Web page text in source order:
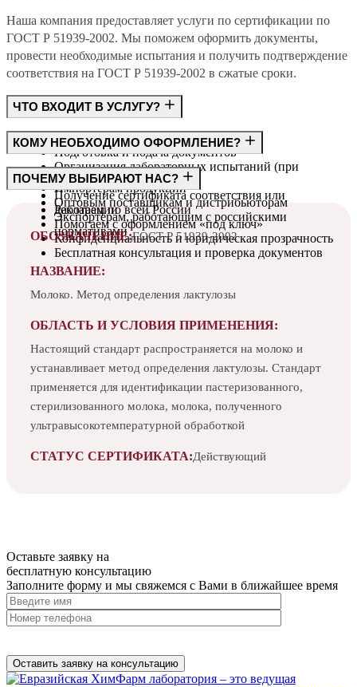
Наша компания предоставляет услуги по сертификации по
ГОСТ Р 51939-2002. Мы поможем оформить документы,
провести необходимые испытания и получить подтверждение
соответствия на ГОСТ Р 51939-2002 в сжатые сроки.
ЧТО ВХОДИТ В УСЛУГУ?
Консультация по требованиям ГОСТ
Подготовка и подача документов
Организация лабораторных испытаний (при
необходимости)
Получение сертификата соответствия или
декларации
КОМУ НЕОБХОДИМО ОФОРМЛЕНИЕ?
Производителям
Импортёрам продукции
Оптовым поставщикам и дистрибьюторам
Экспортёрам, работающим с российскими
нормативами
ПОЧЕМУ ВЫБИРАЮТ НАС?
Работаем по всей России
Помогаем с оформлением «под ключ»
Конфиденциальность и юридическая прозрачность
Бесплатная консультация и проверка документов
ОБОЗНАЧЕНИЕ:ГОСТ Р 51939-2002
НАЗВАНИЕ:
Молоко. Метод определения лактулозы
ОБЛАСТЬ И УСЛОВИЯ ПРИМЕНЕНИЯ:
Настоящий стандарт распространяется на молоко и
устанавливает метод определения лактулозы. Стандарт
применяется для идентификации пастеризованного,
стерилизованного молока, молока, полученного
ультравысокотемпературной обработкой
СТАТУС СЕРТИФИКАТА:Действующий
Оставьте заявку на
бесплатную консультацию
Заполните форму и мы свяжемся с Вами в ближайшее время